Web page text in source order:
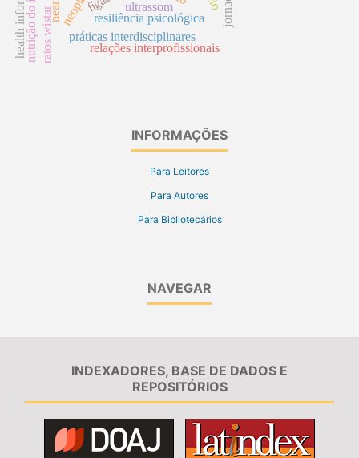
ultrassom
resiliência psicológica
práticas interdisciplinares
relações interprofissionais
ratos wistar
nutrição do idoso
INFORMAÇÕES
Para Leitores
Para Autores
Para Bibliotecários
NAVEGAR
INDEXADORES, BASE DE DADOS E
REPOSITÓRIOS